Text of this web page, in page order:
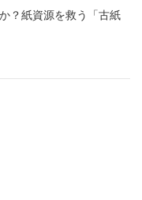
？紙資源を救う「古紙